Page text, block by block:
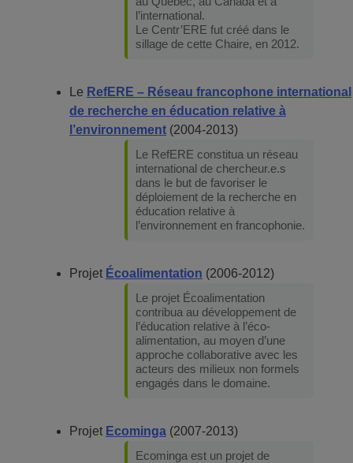
l’international.
Le Centr’ERE fut créé dans le
sillage de cette Chaire, en 2012.
Le RefERE – Réseau francophone international
de recherche en éducation relative à
l’environnement (2004-2013)
Le RefERE constitua un réseau
international de chercheur.e.s
dans le but de favoriser le
déploiement de la recherche en
éducation relative à
l’environnement en francophonie.
Projet Écoalimentation (2006-2012)
Le projet Écoalimentation
contribua au développement de
l’éducation relative à l’éco-
alimentation, au moyen d’une
approche collaborative avec les
acteurs des milieux non formels
engagés dans le domaine.
Projet Ecominga (2007-2013)
Ecominga est un projet de